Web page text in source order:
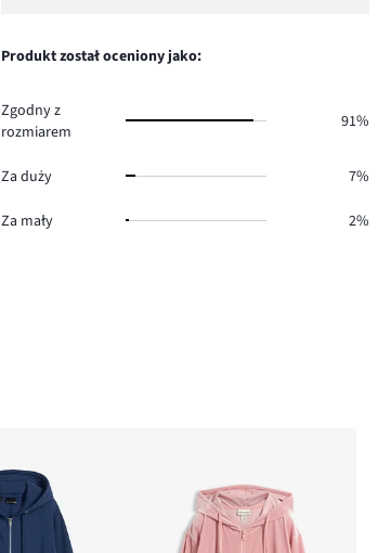
4.
głosów
Produkt został oceniony jako:
Zgodny z
rozmiarem
91%
Za duży 7%
Za mały 2%